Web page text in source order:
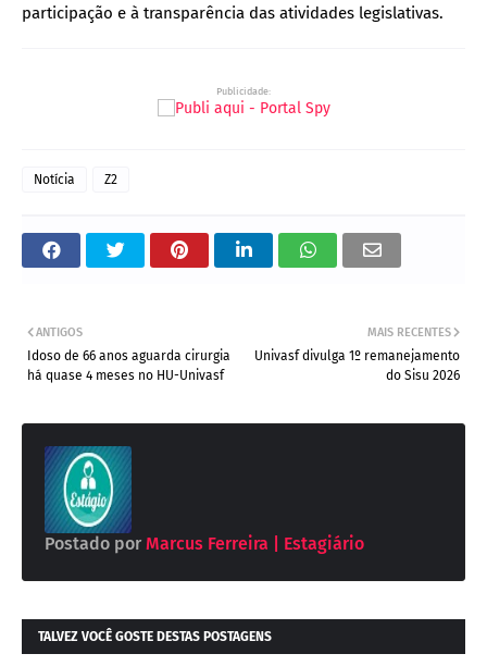
participação e à transparência das atividades legislativas.
Publicidade:
Notícia Z2
MAIS RECENTES
Univasf divulga 1º remanejamento
do Sisu 2026
ANTIGOS
Idoso de 66 anos aguarda cirurgia
há quase 4 meses no HU-Univasf
Postado por Marcus Ferreira | Estagiário
TALVEZ VOCÊ GOSTE DESTAS POSTAGENS